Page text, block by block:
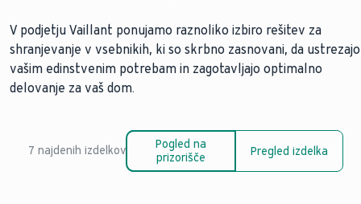
V podjetju Vaillant ponujamo raznoliko izbiro rešitev za
shranjevanje v vsebnikih, ki so skrbno zasnovani, da ustrezajo
vašim edinstvenim potrebam in zagotavljajo optimalno
delovanje za vaš dom.
7 najdenih izdelkov
Pogled na
prizorišče
Pregled izdelka